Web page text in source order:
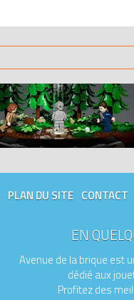
PLAN DU SITE CONTACT
EN
Avenue de la brique est
dédié aux
Profitez des